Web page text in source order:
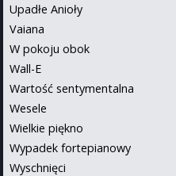
Upadłe Anioły
Vaiana
W pokoju obok
Wall-E
Wartość sentymentalna
Wesele
Wielkie piękno
Wypadek fortepianowy
Wyschnięci